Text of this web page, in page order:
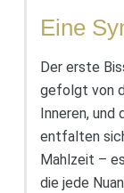
Eine
Der erste
gefolgt von
Inneren,
entfalten
Mahlzeit –
die jede